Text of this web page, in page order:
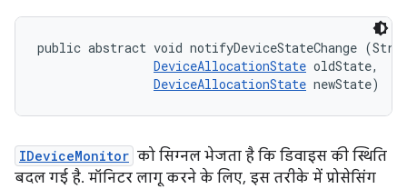
public abstract void notifyDeviceStateChange
DeviceAllocationState oldState,
DeviceAllocationState newState)
IDeviceMonitor को सिग्नल भेजता है कि डिवाइस की स्थिति
बदल गई है. मॉनिटर लागू करने के लिए, इस तरीके में प्रोसेसिंग